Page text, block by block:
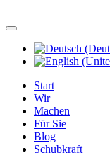
Start
Wir
Machen
Für Sie
Blog
Schubkraft